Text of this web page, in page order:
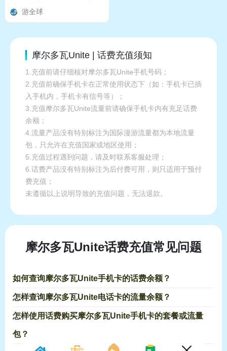
机卡买流量、充值话费中
游全球
摩尔多瓦Unite | 话费充值须知
1.充值前请仔细核对摩尔多瓦Unite手机号码；
2.充值前确保手机卡在正常使用状态下（如：手机卡已插
入手机内，手机卡有信号等）；
3.充值摩尔多瓦Unite流量前请确保手机卡内有充足话费
余额；
4.流量产品没有特别标注为国际漫游流量都为本地流量
包，只允许在充值国家或地区使用；
5.充值过程遇到问题，请及时联系客服处理；
6.话费产品没有特别标注为后付费可用，则只适用于预付
费充值；
未遵循以上说明导致的充值问题，无法退款。
摩尔多瓦Unite话费充值常见问题
如何查询摩尔多瓦Unite手机卡的话费余额？
怎样查询摩尔多瓦Unite电话卡的流量余额？
怎样使用话费购买摩尔多瓦Unite手机卡的套餐或流量
包？